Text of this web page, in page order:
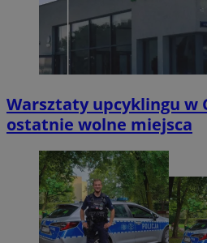
Warsztaty upcyklingu w
ostatnie wolne miejsca